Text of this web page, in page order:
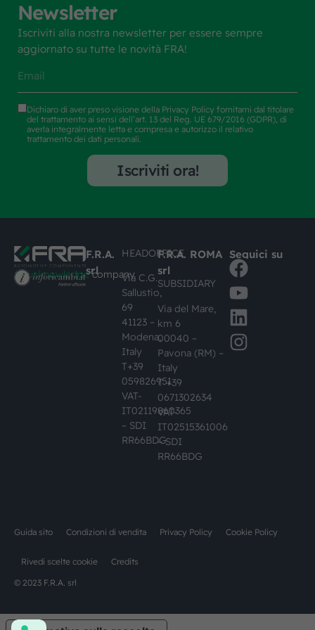
Newsletter
Iscriviti alla nostra newsletter per essere sempre
aggiornato su tutte le novità FRA!
Dichiaro di aver preso visione della Privacy Policy fornitami dal titolare
del trattamento ai sensi dell’art. 13 del Reg. UE 679/2016 (GDPR), di
averla integralmente letta e compresa e autorizzo il relativo
trattamento dei dati personali.
Iscriviti ora!
#busknowledgecompany
F.R.A.
srl
HEADOFFICE
Via C.G.
Sallustio,
69
41123 –
Modena,
Italy
T+39
059826951
VAT-
IT02119860365
– SDI
RR66BDG
F.R.A. ROMA
srl
SUBSIDIARY
Via del Mare,
km 6
00040 –
Pavona (RM) –
Italy
T +39
0671302634
VAT-
IT02515361006
– SDI
RR66BDG
Seguici su
© 2023 F.R.A. srl
Guida sito Condizioni di vendita Privacy Policy Cookie Policy
Rivedi scelte cookie Credits